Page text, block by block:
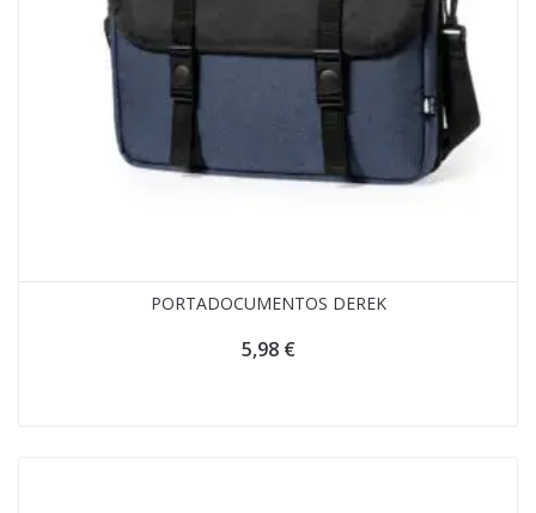
PORTADOCUMENTOS DEREK
5,98 €